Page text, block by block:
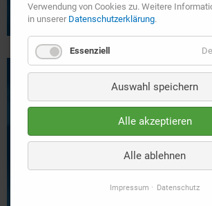
MEHR ERFAHREN
Computer & Server / Routing &
Verwendung von Cookies zu. Weitere
in unserer Datenschutzerklärung.
Essenziell
Auswahl speichern
Alle akzeptieren
Alle ablehnen
Impressum Datenschutz